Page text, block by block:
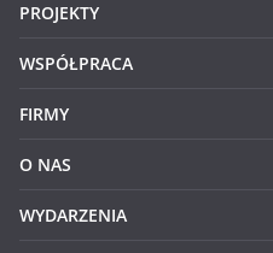
PROJEKTY
WSPÓŁPRACA
FIRMY
O NAS
WYDARZENIA